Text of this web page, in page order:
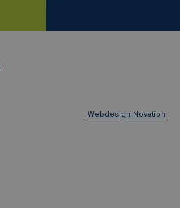
Webdesign Novation